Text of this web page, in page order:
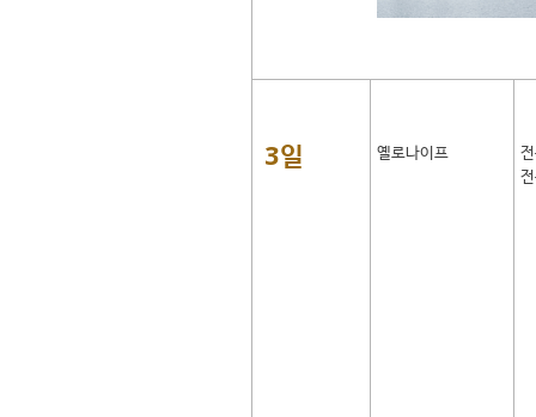
3일 옐로나이프